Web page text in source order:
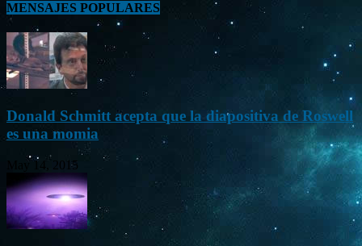
MENSAJES POPULARES
Donald Schmitt acepta que la diapositiva de Roswell
es una momia
May 14, 2015